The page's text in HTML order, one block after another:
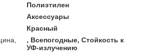
Полиэтилен
Аксессуары
Красный
, Всепогодные, Стойкость к
УФ-излучению